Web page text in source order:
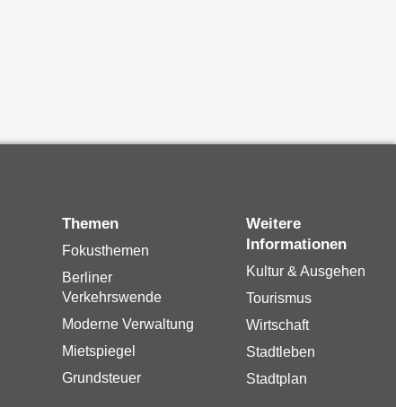
Themen
Fokusthemen
Berliner
Verkehrswende
Moderne Verwaltung
Mietspiegel
Grundsteuer
Weitere
Informationen
Kultur & Ausgehen
Tourismus
Wirtschaft
Stadtleben
Stadtplan